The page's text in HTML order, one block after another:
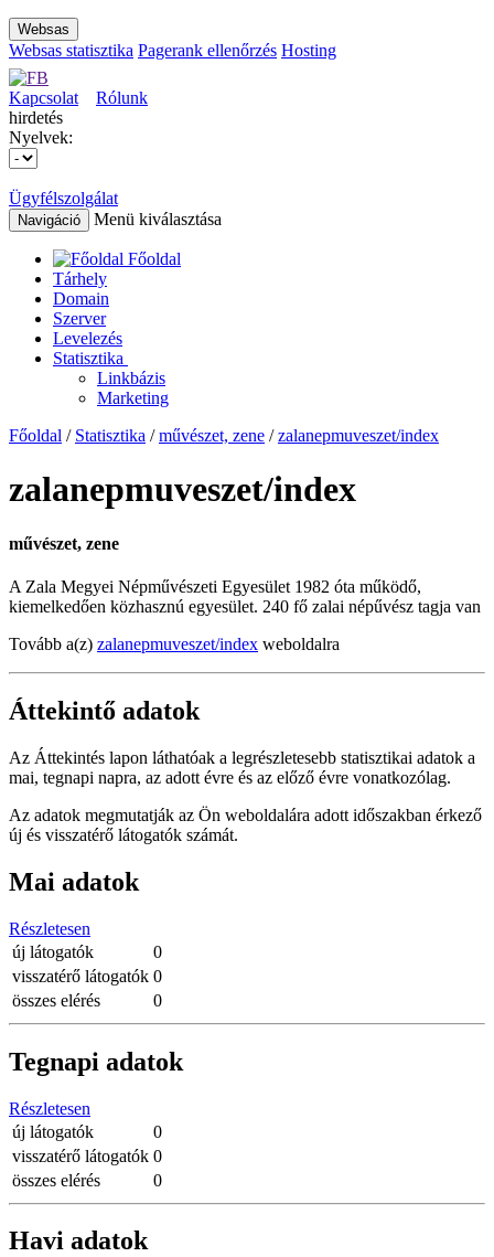
Websas
Websas statisztika Pagerank ellenőrzés Hosting
Kapcsolat
Rólunk
hirdetés
Nyelvek:
Ügyfélszolgálat
Navigáció Menü kiválasztása
Főoldal
Tárhely
Domain
Szerver
Levelezés
Statisztika
Linkbázis
Marketing
Főoldal / Statisztika /művészet, zene /zalanepmuveszet/index
zalanepmuveszet/index
művészet, zene
A Zala Megyei Népművészeti Egyesület 1982 óta működő,
kiemelkedően közhasznú egyesület. 240 fő zalai népűvész tagja van
Tovább a(z) zalanepmuveszet/index weboldalra
Áttekintő adatok
Az Áttekintés lapon láthatóak a legrészletesebb statisztikai adatok a
mai, tegnapi napra, az adott évre és az előző évre vonatkozólag.
Az adatok megmutatják az Ön weboldalára adott időszakban érkező
új és visszatérő látogatók számát.
Mai adatok
Részletesen
új látogatók
0
visszatérő látogatók 0
összes elérés
0
Tegnapi adatok
Részletesen
új látogatók
0
visszatérő látogatók 0
összes elérés
0
Havi adatok